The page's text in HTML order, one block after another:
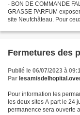
- BON DE COMMANDE
GRASSE PARFUM
site Neufchâteau. Pour
Fermetures des
Publié le 06/07/2023 à
Par
Pour information les
les deux sites A part le 24
permanence sera ouverte